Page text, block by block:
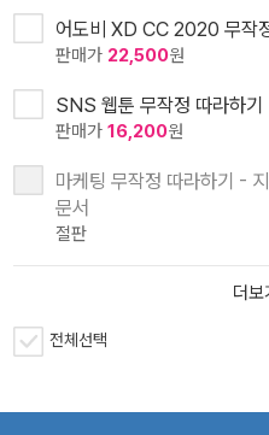
어도비 XD CC 2020 무작
판매가 22,500원
SNS 웹툰 무작정 따라하기
판매가 16,200원
마케팅 무작정 따라하기 -
문서
절판
더보
전체선택